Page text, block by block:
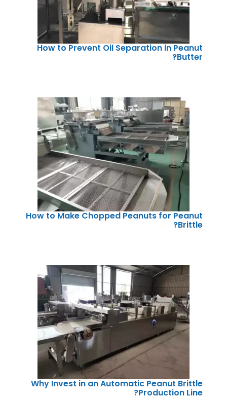
How to Prevent Oil Separation in Peanut
Butter?
How to Make Chopped Peanuts for Peanut
Brittle?
Why Invest in an Automatic Peanut Brittle
Production Line?